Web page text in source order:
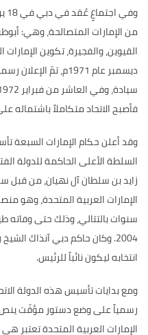
وفي اجتماعٍ عُقد في دبي في18
من الإمارات المتصالحة، وهي:
القيوين، والفجيرة، تكوين الإمارات
ديسمبر عام1971م، تمّ الإعلان
سيادة، وفي العاشر من فبراير
فأصبح الاتحاد متكاملاً باشتماله
وقد أعلن حكام الإمارات السبعة
السلطة الأعلى الحاكمة للدولة
زايد بن سلطان آل نهيان، من قبل
الإمارات العربية المتحدة، وهو
سنوات بالتتالي، وذلك حتى وفاته
2004. وكان حاكم دبي آنذاك
انتخابه ليكون نائباً للرئيس.
ومع بدايات تأسيس هذه الدولة
رسمياً على وضع دستور مؤقّت ينص
الإمارات العربية المتحدة تعتبر